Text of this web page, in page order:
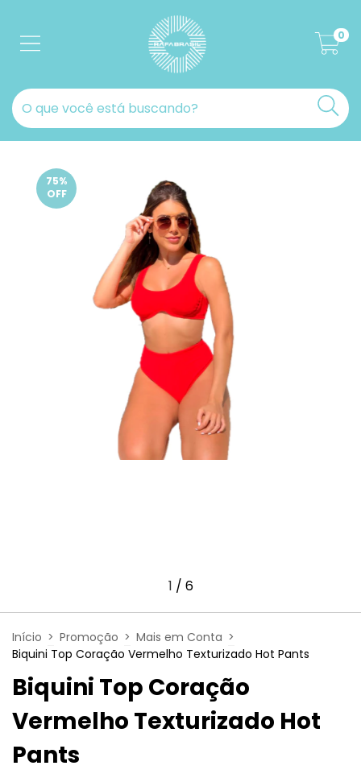
0
75%
OFF
1 / 6
Início > Promoção > Mais em Conta >
Biquini Top Coração Vermelho Texturizado Hot Pants
Biquini Top Coração
Vermelho Texturizado Hot
Pants